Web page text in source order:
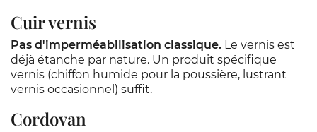
Cuir vernis
Pas d'imperméabilisation classique. Le vernis est
déjà étanche par nature. Un produit spécifique
vernis (chiffon humide pour la poussière, lustrant
vernis occasionnel) suffit.
Cordovan